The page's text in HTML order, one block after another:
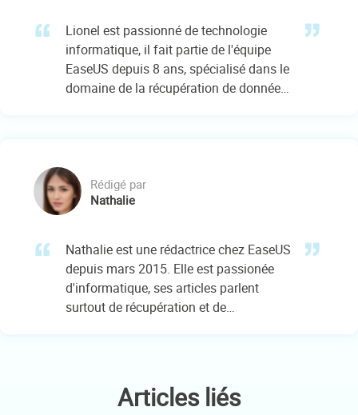
Lionel est passionné de technologie
informatique, il fait partie de l'équipe
EaseUS depuis 8 ans, spécialisé dans le
domaine de la récupération de données,
Rédigé par
Nathalie
Nathalie est une rédactrice chez EaseUS
depuis mars 2015. Elle est passionée
d'informatique, ses articles parlent
surtout de récupération et de
vous pouvez lui contacter par Facebook
ou Twitter, à bientôt!…
Articles liés